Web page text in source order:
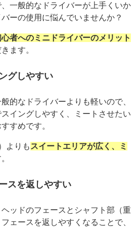
一般的なドライバーが上手くいか
ーの使用に悩んでいませんか？
心者へのミニドライバーのメリット
ます。
グしやすい
的なドライバーよりも軽いので、
イングしやすく、ミートさせたい
すめです。
よりも スイートエリアが広く、ミ
スを返しやすい
ッドのフェースとシャフト部（重
ェースを返しやすくなることで、